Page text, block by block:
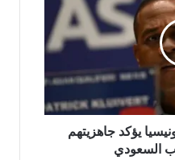
يؤكد جاهزيتهم
السعودي